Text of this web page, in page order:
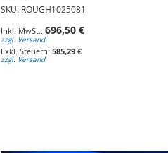
SKU: ROUGH1025081
696,50 €
zzgl. Versand
585,29 €
zzgl. Versand